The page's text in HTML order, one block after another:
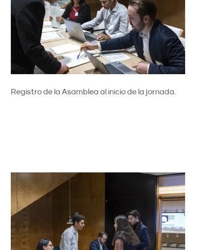
Registro de la Asamblea al inicio de la jornada.